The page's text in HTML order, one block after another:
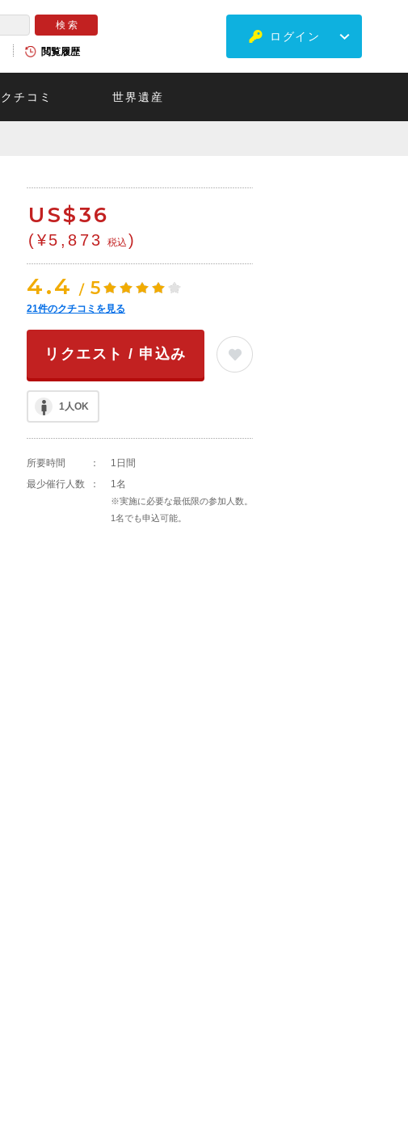
閲覧履歴
ログイン
クチコミ 世界遺産
US$36
(¥5,873 税込 )
4.4 / 5
21件のクチコミを見る
リクエスト / 申込み
1人OK
所要時間 ：
1日間
最少催行人数
： 1名
※実施に必要な最低限の参加人数。
1名でも申込可能。